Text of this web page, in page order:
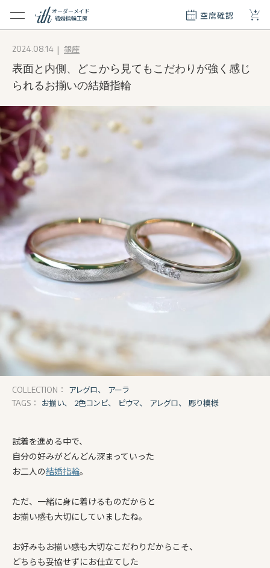
オーダーメイド
結婚指輪工房
空席確認 +
メイド
リー
問
2024.08.14 銀座
表面と内側、どこから見てもこだわりが強く感じ
られるお揃いの結婚指輪
COLLECTION： アレグロ、 アーラ
TAGS： お揃い、 2色コンビ、 ピウマ、 アレグロ、 彫り模様
試着を進める中で、
自分の好みがどんどん深まっていった
お二人の結婚指輪。
ただ、一緒に身に着けるものだからと
お揃い感も大切にしていましたね。
お好みもお揃い感も大切なこだわりだからこそ、
どちらも妥協せずにお仕立てした